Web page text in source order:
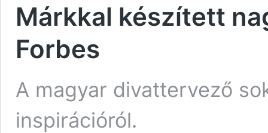
Márkkal készített
Forbes
A magyar divattervező
inspirációról.